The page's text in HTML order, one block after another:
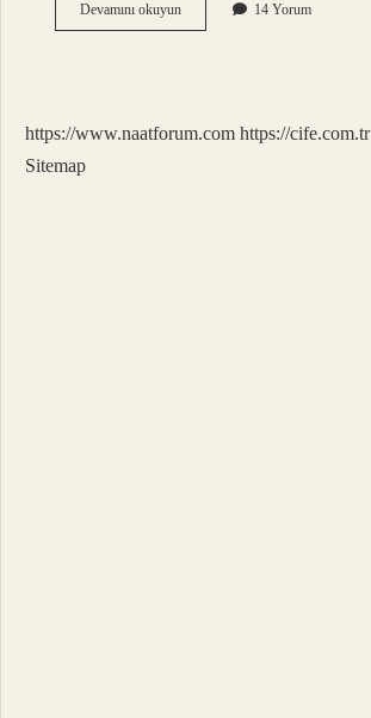
Devamını okuyunManevi
Unsurlarımız
14 Yorum
https://www.naatforum.com https://cife.com.tr
Sitemap